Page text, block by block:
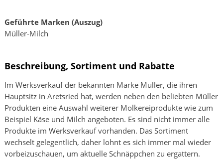
Geführte Marken (Auszug)
Müller-Milch
Beschreibung, Sortiment und Rabatte
Im Werksverkauf der bekannten Marke Müller, die ihren
Hauptsitz in Aretsried hat, werden neben den beliebten Müller
Produkten eine Auswahl weiterer Molkereiprodukte wie zum
Beispiel Käse und Milch angeboten. Es sind nicht immer alle
Produkte im Werksverkauf vorhanden. Das Sortiment
wechselt gelegentlich, daher lohnt es sich immer mal wieder
vorbeizuschauen, um aktuelle Schnäppchen zu ergattern.